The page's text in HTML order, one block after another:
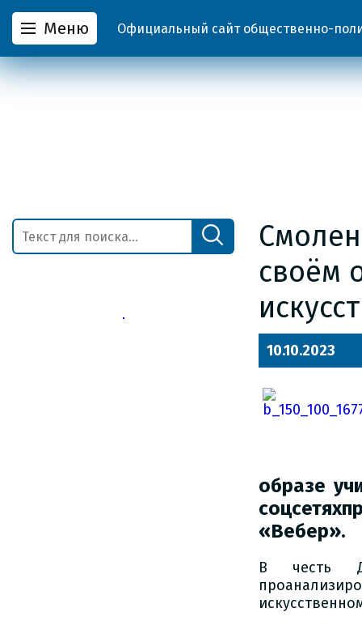
Меню Официальный сайт общественно-
своём
10.10.2023
образе
«Вебер».
В честь